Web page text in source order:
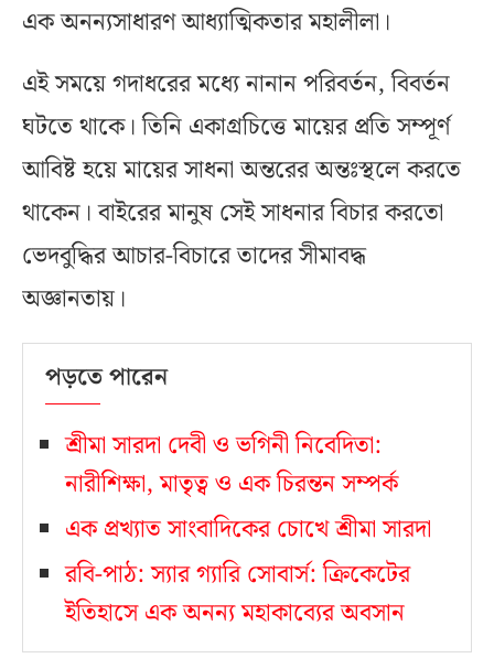
এক অনন্যসাধারণ আধ্যাত্মিকতার মহালীলা।
এই সময়ে গদাধরের মধ্যে নানান পরিবর্তন, বিবর্তন
ঘটতে থাকে। তিনি একাগ্রচিত্তে মায়ের প্রতি সম্পূর্ণ
আবিষ্ট হয়ে মায়ের সাধনা অন্তরের অন্তঃস্থলে করতে
থাকেন। বাইরের মানুষ সেই সাধনার বিচার করতো
ভেদবুদ্ধির আচার-বিচারে তাদের সীমাবদ্ধ
অজ্ঞানতায়।
পড়তে পারেন
শ্রীমা সারদা দেবী ও ভগিনী নিবেদিতা:
নারীশিক্ষা, মাতৃত্ব ও এক চিরন্তন সম্পর্ক
এক প্রখ্যাত সাংবাদিকের চোখে শ্রীমা সারদা
রবি-পাঠ: স্যার গ্যারি সোবার্স: ক্রিকেটের
ইতিহাসে এক অনন্য মহাকাব্যের অবসান